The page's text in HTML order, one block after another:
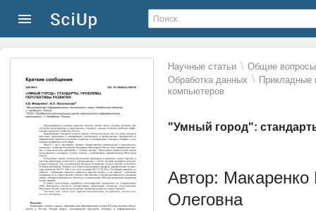
Научные статьи \ Общие вопросы
Обработка данных \ Прикладные
компьютеров
"Умный город":
Автор: Макаренко
Олеговна